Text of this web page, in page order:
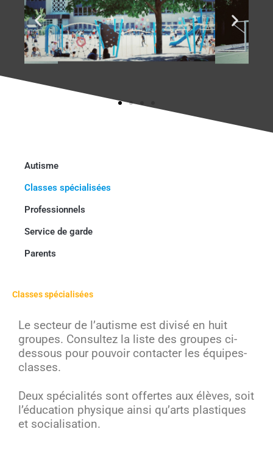
Autisme
Classes spécialisées
Professionnels
Service de garde
Parents
Classes spécialisées
Le secteur de l’autisme est divisé en huit
groupes. Consultez la liste des groupes ci-
dessous pour pouvoir contacter les équipes-
classes.
Deux spécialités sont offertes aux élèves, soit
l’éducation physique ainsi qu’arts plastiques
et socialisation.